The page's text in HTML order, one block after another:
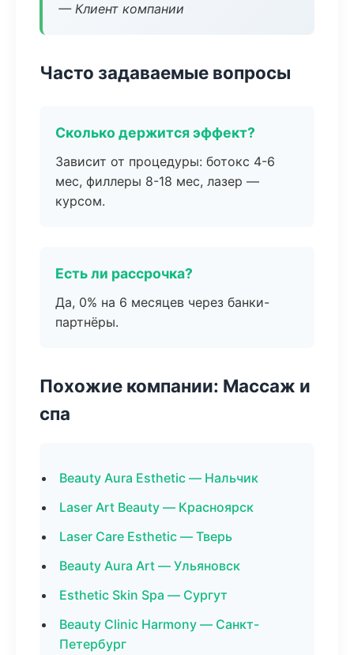
— Клиент компании
Часто задаваемые вопросы
Сколько держится эффект?
Зависит от процедуры: ботокс 4-6
мес, филлеры 8-18 мес, лазер —
курсом.
Есть ли рассрочка?
Да, 0% на 6 месяцев через банки-
партнёры.
Похожие компании: Массаж и
спа
Beauty Aura Esthetic — Нальчик
Laser Art Beauty — Красноярск
Laser Care Esthetic — Тверь
Beauty Aura Art — Ульяновск
Esthetic Skin Spa — Сургут
Beauty Clinic Harmony — Санкт-
Петербург